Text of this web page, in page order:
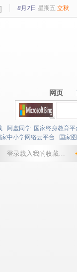
] 8月7日 星期五 立秋
网页
网页
阿虚同学 国家终身教育平
家中小学网络云平台 国家
登录载入我的收藏…